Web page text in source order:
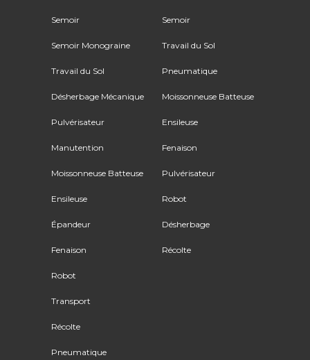
Semoir
Semoir Monograine
Travail du Sol
Désherbage Mécanique
Pulvérisateur
Manutention
Moissonneuse Batteuse
Ensileuse
Épandeur
Fenaison
Robot
Transport
Récolte
Pneumatique
Semoir
Travail du Sol
Pneumatique
Moissonneuse Batteuse
Ensileuse
Fenaison
Pulvérisateur
Robot
Désherbage
Récolte